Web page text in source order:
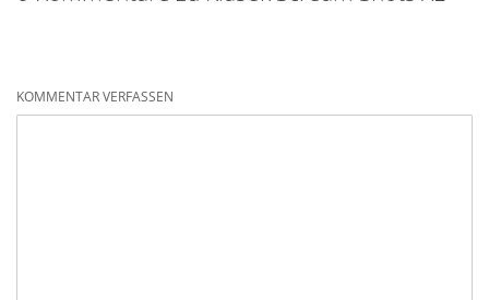
KOMMENTAR VERFASSEN